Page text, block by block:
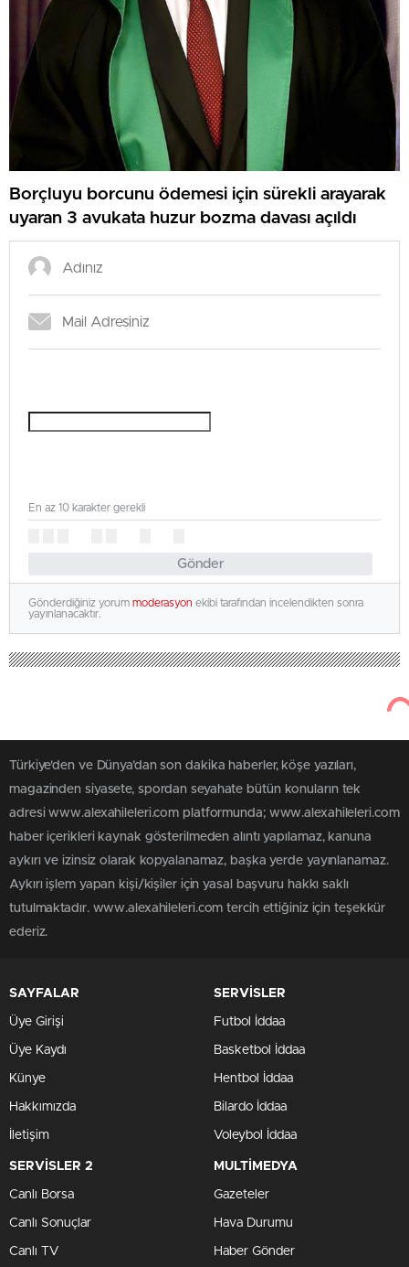
Borçluyu borcunu ödemesi için sürekli arayarak
uyaran 3 avukata huzur bozma davası açıldı
Gönder
En az 10 karakter gerekli
Gönderdiğiniz yorum moderasyon ekibi tarafından incelendikten sonra
yayınlanacaktır.
Türkiye'den ve Dünya’dan son dakika haberler, köşe yazıları,
magazinden siyasete, spordan seyahate bütün konuların tek
adresi www.alexahileleri.com platformunda; www.alexahileleri.com
haber içerikleri kaynak gösterilmeden alıntı yapılamaz, kanuna
aykırı ve izinsiz olarak kopyalanamaz, başka yerde yayınlanamaz.
Aykırı işlem yapan kişi/kişiler için yasal başvuru hakkı saklı
tutulmaktadır. www.alexahileleri.com tercih ettiğiniz için teşekkür
ederiz.
SAYFALAR
Üye Girişi
Üye Kaydı
Künye
Hakkımızda
İletişim
SERVİSLER
Futbol İddaa
Basketbol İddaa
Hentbol İddaa
Bilardo İddaa
Voleybol İddaa
SERVİSLER 2
Canlı Borsa
Canlı Sonuçlar
Canlı TV
MULTİMEDYA
Gazeteler
Hava Durumu
Haber Gönder